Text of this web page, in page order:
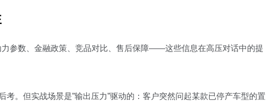
参数、金融政策、竞品对比、售后保障——这些信息在高压对话中的提
考。但实战场景是”输出压力”驱动的：客户突然问起某款已停产车型的置